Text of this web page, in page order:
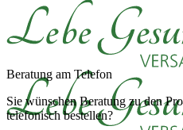
Beratung am Telefon
Sie wünschen Beratung zu den
telefonisch bestellen?